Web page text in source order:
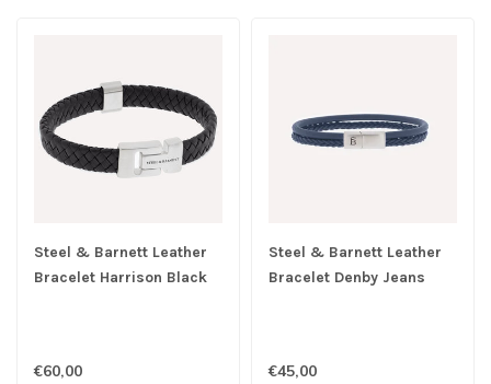
Steel & Barnett Leather
Bracelet Harrison Black
€60,00
Steel & Barnett Leather
Bracelet Denby Jeans
€45,00